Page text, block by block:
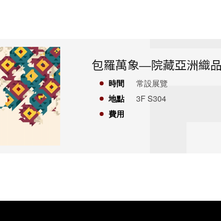
包羅萬象—院藏亞洲織
時間
常設展覽
地點
3F S304
費用